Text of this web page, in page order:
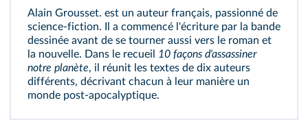
Alain Grousset. est un auteur français, passionné de
science-fiction. Il a commencé l'écriture par la bande
dessinée avant de se tourner aussi vers le roman et
la nouvelle. Dans le recueil
10 façons d'assassiner
notre planète, il réunit les textes de dix auteurs
différents, décrivant chacun à leur manière un
monde post-apocalyptique.